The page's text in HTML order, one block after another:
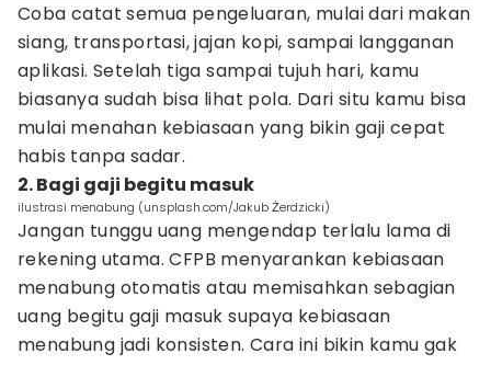
Coba catat semua pengeluaran, mulai dari makan
siang, transportasi, jajan kopi, sampai langganan
aplikasi. Setelah tiga sampai tujuh hari, kamu
biasanya sudah bisa lihat pola. Dari situ kamu bisa
mulai menahan kebiasaan yang bikin gaji cepat
habis tanpa sadar.
2. Bagi gaji begitu masuk
ilustrasi menabung (unsplash.com/Jakub Żerdzicki)
Jangan tunggu uang mengendap terlalu lama di
rekening utama. CFPB menyarankan kebiasaan
menabung otomatis atau memisahkan sebagian
uang begitu gaji masuk supaya kebiasaan
menabung jadi konsisten. Cara ini bikin kamu gak